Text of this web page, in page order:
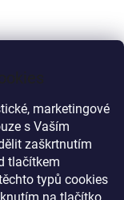
marketingové
s Vaším
zaškrtnutím
tlačítkem
typů cookies